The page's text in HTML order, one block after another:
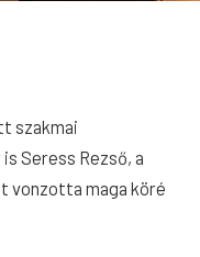
szakmai
Seress Rezső, a
vonzotta maga köré